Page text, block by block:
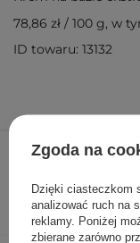
55,20 zł
78,86 zł / 100 g, w
ID towaru: 13132
Zgoda na
Dzięki ciasteczkom
analizować ruch na
reklamy. Poniżej
zbierane zarówno